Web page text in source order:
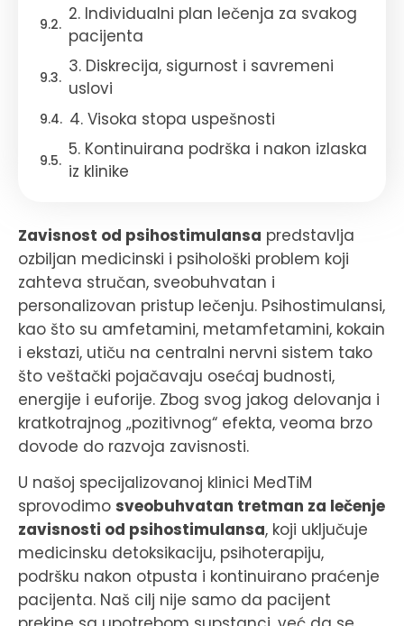
Zavisnost od psihostimulansa predstavlja
ozbiljan medicinski i psihološki problem koji
zahteva stručan, sveobuhvatan i
personalizovan pristup lečenju. Psihostimulansi,
kao što su amfetamini, metamfetamini, kokain
i ekstazi, utiču na centralni nervni sistem tako
što veštački pojačavaju osećaj budnosti,
energije i euforije. Zbog svog jakog delovanja i
kratkotrajnog „pozitivnog“ efekta, veoma brzo
dovode do razvoja zavisnosti.
U našoj specijalizovanoj klinici MedTiM
sprovodimo sveobuhvatan tretman za lečenje
zavisnosti od psihostimulansa, koji uključuje
medicinsku detoksikaciju, psihoterapiju,
podršku nakon otpusta i kontinuirano praćenje
pacijenta. Naš cilj nije samo da pacijent
2. Individualni plan lečenja za svakog
pacijenta
3. Diskrecija, sigurnost i savremeni
uslovi
4. Visoka stopa uspešnosti
5. Kontinuirana podrška i nakon izlaska
iz klinike